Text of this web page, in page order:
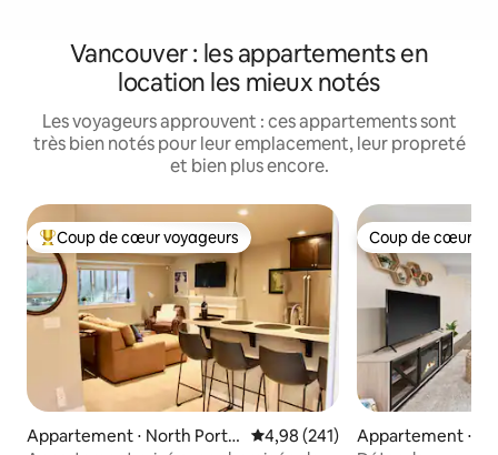
Vancouver : les appartements en
location les mieux notés
Les voyageurs approuvent : ces appartements sont
très bien notés pour leur emplacement, leur propreté
et bien plus encore.
Coups de cœur voyageurs les plus appréciés
Coup de cœur voyageurs
Appartement ⋅ North Portla Évaluation moyenne sur la
4,98 (241)
Coup de cœur
Coup de cœur
Appartement ⋅